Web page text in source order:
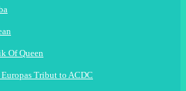
Of Queen
Tribut to ACDC